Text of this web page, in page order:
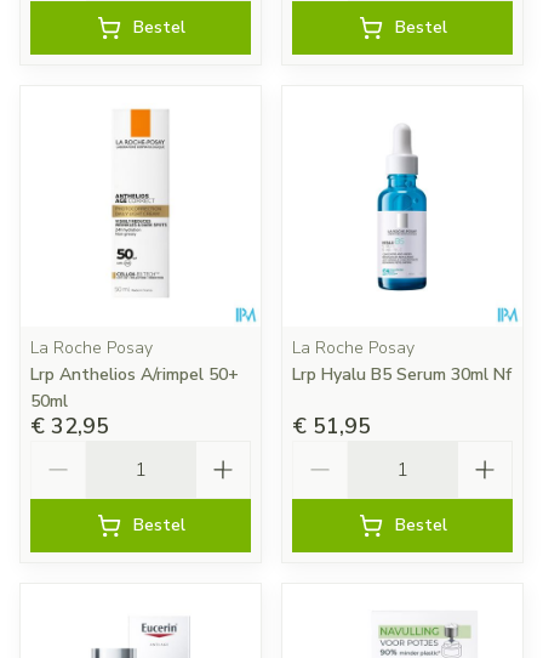
Bestel Bestel
La Roche Posay
Lrp Anthelios A/rimpel 50+
50ml
€ 32,95
Bestel
La Roche Posay
Lrp Hyalu B5 Serum 30ml Nf
€ 51,95
Bestel